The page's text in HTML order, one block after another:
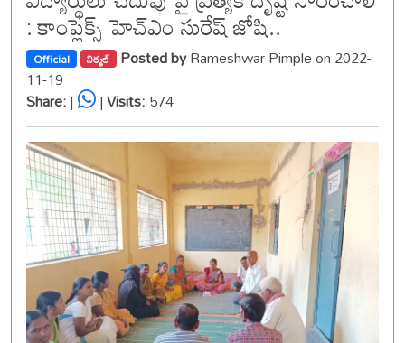
: కాంప్లెక్స్ హెచ్ఎం సురేష్ జోషి..
Official నిర్మల్ Posted byRameshwar Pimple on 2022-
11-19
Share:| |Visits:574